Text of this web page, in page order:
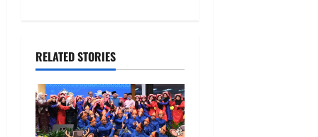
RELATED STORIES